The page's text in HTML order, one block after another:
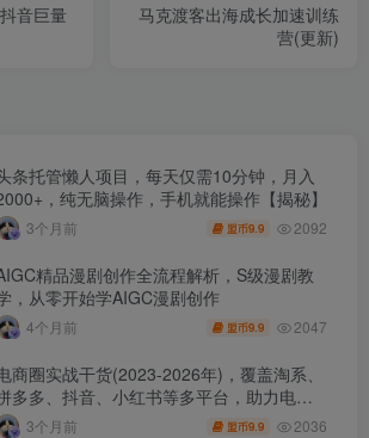
音巨量
马克渡客出海成长加速训练
营(更新)
条托管懒人项目，每天仅需10分钟，月入
，纯无脑操作，手机就能操作【揭秘】
3个月前 盟币9.9 2092
精品漫剧创作全流程解析，S级漫剧教
，从零开始学AIGC漫剧创作
4个月前 盟币9.9 2047
商圈实战干货(2023-2026年)，覆盖淘系、
多多、抖音、小红书等多平台，助力电商
避开坑、提效率、稳盈利(更新4月)
3个月前 盟币9.9 2036